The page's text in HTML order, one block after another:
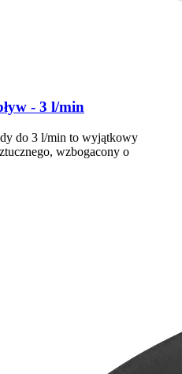
- 3 l/min
do 3 l/min to wyjątkowy
wzbogacony o